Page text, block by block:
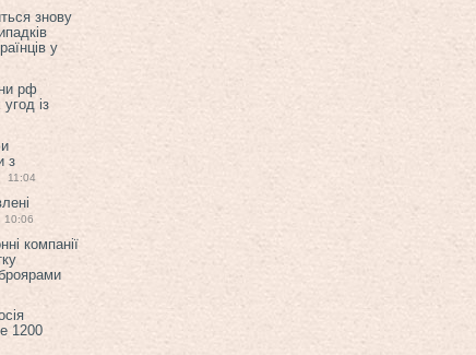
знову
у
рф
із
з
11:04
10:06
компанії
1200